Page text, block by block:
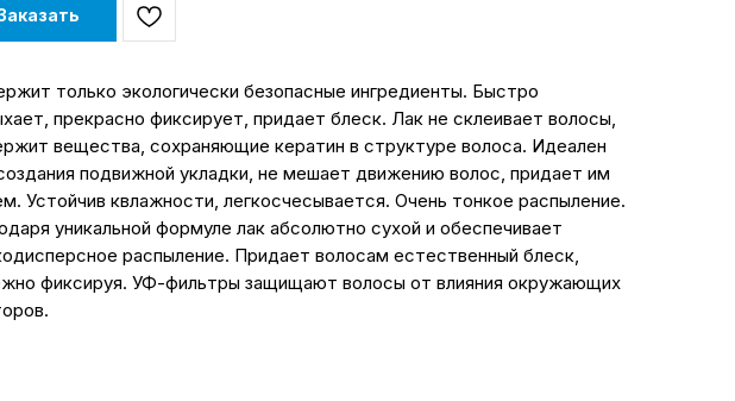
только экологически безопасные ингредиенты. Быстро
прекрасно фиксирует, придает блеск. Лак не склеивает волосы,
вещества, сохраняющие кератин в структуре волоса. Идеален
подвижной укладки, не мешает движению волос, придает им
Устойчив квлажности, легкосчесывается. Очень тонкое распыление.
уникальной формуле лак абсолютно сухой и обеспечивает
распыление. Придает волосам естественный блеск,
фиксируя. УФ-фильтры защищают волосы от влияния окружающих